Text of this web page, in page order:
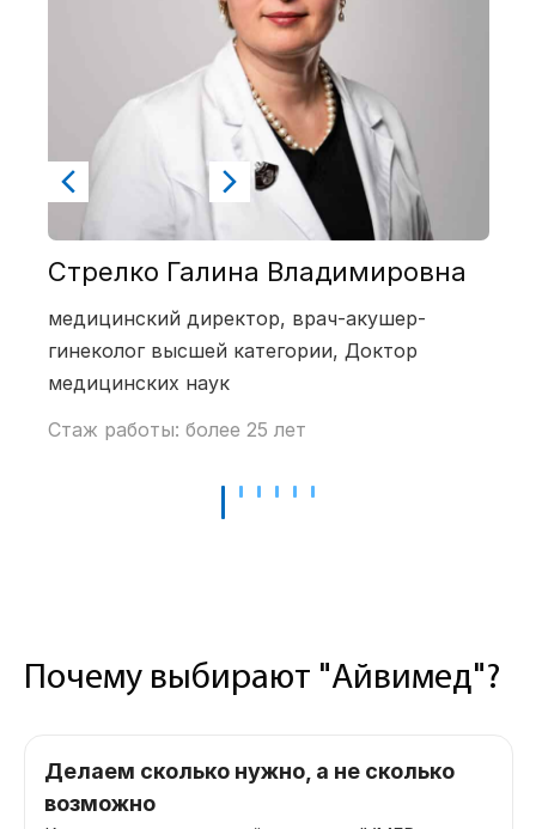
Стрелко Галина Владимировна
медицинский директор, врач-акушер-
гинеколог высшей категории, Доктор
медицинских наук
Стаж работы: более 25 лет
Почему выбирают "Айвимед"?
Делаем сколько нужно, а не сколько
возможно